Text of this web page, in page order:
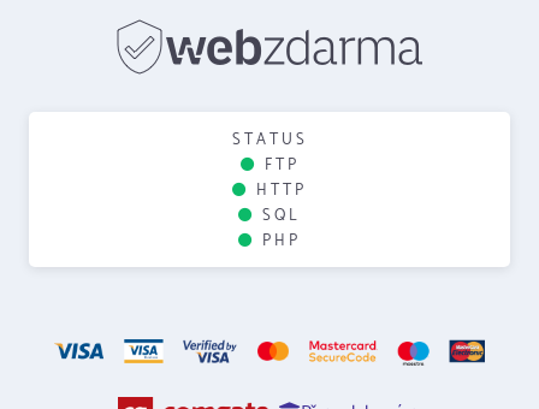
STATUS
FTP
HTTP
SQL
PHP